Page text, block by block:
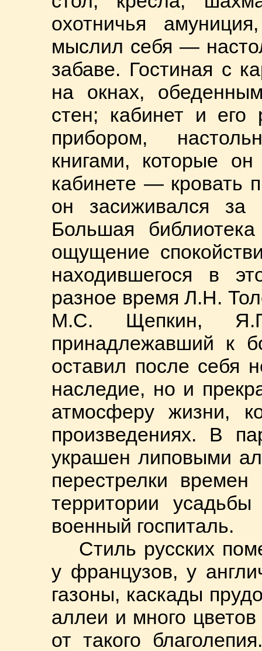
охотничья
мыслил себя —
забаве. Гостиная с
на окнах,
стен; кабинет и
прибором,
книгами, которые
кабинете — кровать
он засиживался за
Большая
ощущение
находившегося в
разное время Л.Н.
М.С. Щепкин,
принадлежавший к
оставил после себя
наследие, но и
атмосферу жизни,
произведениях. В
украшен липовыми
перестрелки
территории
военный госпиталь.
Стиль русских
у французов, у
газоны, каскады
аллеи и много
от такого